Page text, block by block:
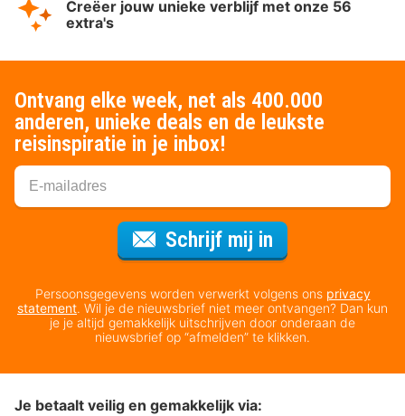
Creëer jouw unieke verblijf met onze 56
extra's
Ontvang elke week, net als 400.000
anderen, unieke deals en de leukste
reisinspiratie in je inbox!
Schrijf mij in
Persoonsgegevens worden verwerkt volgens ons privacy
statement. Wil je de nieuwsbrief niet meer ontvangen? Dan kun
je je altijd gemakkelijk uitschrijven door onderaan de
nieuwsbrief op “afmelden” te klikken.
Je betaalt veilig en gemakkelijk via: